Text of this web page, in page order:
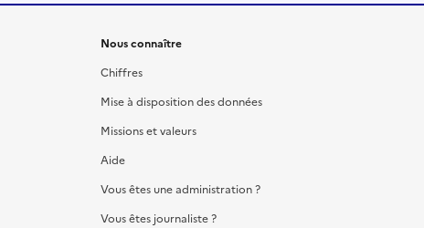
Nous connaître
Chiffres
Mise à disposition des données
Missions et valeurs
Aide
Vous êtes une administration ?
Vous êtes journaliste ?